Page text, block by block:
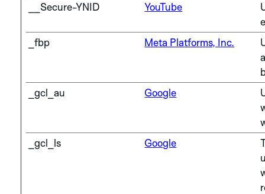
__Secure-YNID
YouTube
_fbp
Meta Platforms, Inc.
_gcl_au
Google
_gcl_ls
Google